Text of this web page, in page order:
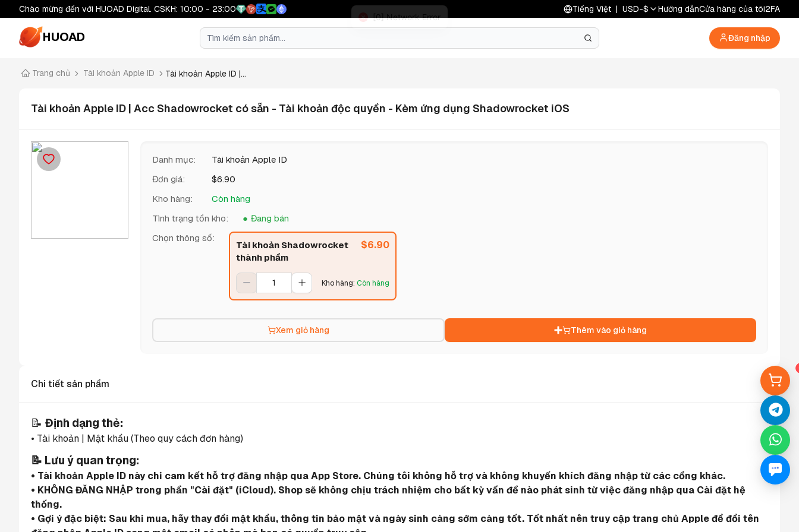
Chào mừng đến với HUOAD Digital. CSKH: 10:00 - 23:00 Tiếng Việt | USD-$ Hướng dẫnCửa hàng của tôi2FA
HUOAD Đăng nhập
Trang chủ Tài khoản Apple ID Tài khoản Apple ID |...
Tài khoản Apple ID | Acc Shadowrocket có sẵn - Tài khoản độc quyền - Kèm ứng dụng Shadowrocket iOS
Danh mục:
Tài khoản Apple ID
Đơn giá: $6.90
Kho hàng:
Còn hàng
Tình trạng tồn kho:
Đang bán
Chọn thông số:
Tài khoản Shadowrocket
thành phẩm
$6.90
Kho hàng: Còn hàng
Xem giỏ hàng Thêm vào giỏ hàng
Chi tiết sản phẩm
📝 Định dạng thẻ:
• Tài khoản | Mật khẩu (Theo quy cách đơn hàng)
📝 Lưu ý quan trọng:
• Tài khoản Apple ID này chỉ cam kết hỗ trợ đăng nhập qua App Store. Chúng tôi không hỗ trợ và không khuyến khích đăng nhập từ các cổng khác.
• KHÔNG ĐĂNG NHẬP trong phần "Cài đặt" (iCloud). Shop sẽ không chịu trách nhiệm cho bất kỳ vấn đề nào phát sinh từ việc đăng nhập qua Cài đặt hệ
thống.
• Gợi ý đặc biệt: Sau khi mua, hãy thay đổi mật khẩu, thông tin bảo mật và ngày sinh càng sớm càng tốt. Tốt nhất nên truy cập trang chủ Apple để đổi tên